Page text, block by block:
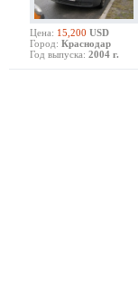
Цена: 15,200 USD
Город: Краснодар
Год выпуска: 2004 г.